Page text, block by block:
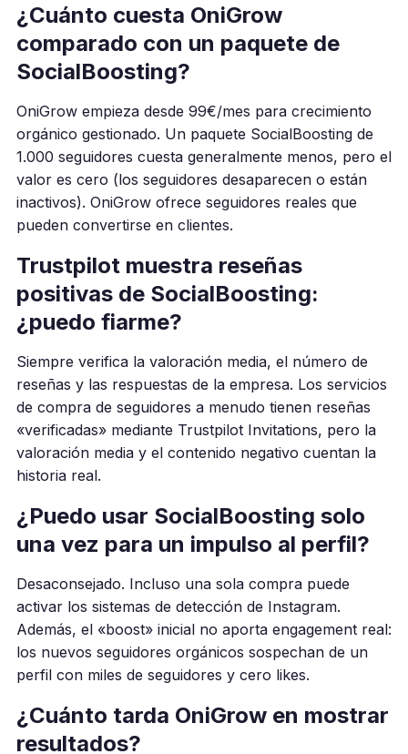
¿Cuánto cuesta OniGrow
comparado con un paquete de
SocialBoosting?
OniGrow empieza desde 99€/mes para crecimiento
orgánico gestionado. Un paquete SocialBoosting de
1.000 seguidores cuesta generalmente menos, pero el
valor es cero (los seguidores desaparecen o están
inactivos). OniGrow ofrece seguidores reales que
pueden convertirse en clientes.
Trustpilot muestra reseñas
positivas de SocialBoosting:
¿puedo fiarme?
Siempre verifica la valoración media, el número de
reseñas y las respuestas de la empresa. Los servicios
de compra de seguidores a menudo tienen reseñas
«verificadas» mediante Trustpilot Invitations, pero la
valoración media y el contenido negativo cuentan la
historia real.
¿Puedo usar SocialBoosting solo
una vez para un impulso al perfil?
Desaconsejado. Incluso una sola compra puede
activar los sistemas de detección de Instagram.
Además, el «boost» inicial no aporta engagement real:
los nuevos seguidores orgánicos sospechan de un
perfil con miles de seguidores y cero likes.
¿Cuánto tarda OniGrow en mostrar
resultados?